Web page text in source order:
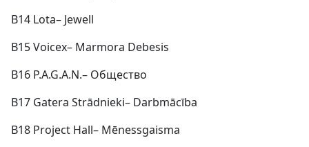
B14 Lota– Jewell
B15 Voicex– Marmora Debesis
B16 P.A.G.A.N.– Общество
B17 Gatera Strādnieki– Darbmācība
B18 Project Hall– Mēnessgaisma